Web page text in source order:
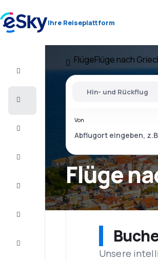
Ihre Reiseplattform
Flug+Hotel
Kurzurlaub
FlügeFlüge nach
Flüge
Hin- und Rückflug
Von
Unsere